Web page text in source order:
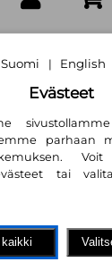
(käänt.)
Suomi | English
Evästeet
parhaan
Voit
tai